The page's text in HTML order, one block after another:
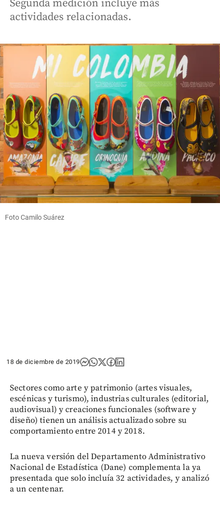
Segunda medición incluye más
actividades relacionadas.
Foto Camilo Suárez
18 de diciembre de 2019
Sectores como arte y patrimonio (artes visuales,
escénicas y turismo), industrias culturales (editorial,
audiovisual) y creaciones funcionales (software y
diseño) tienen un análisis actualizado sobre su
comportamiento entre 2014 y 2018.
La nueva versión del Departamento Administrativo
Nacional de Estadística (Dane) complementa la ya
presentada que solo incluía 32 actividades, y analizó
a un centenar.